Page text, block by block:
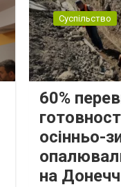
Суспільство
60%
осінньо-
на